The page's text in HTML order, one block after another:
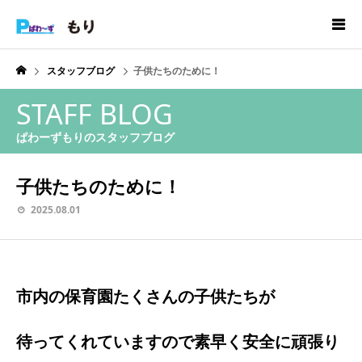
スタッフブログ 子供たちのために！
STAFF BLOG
ぱわーずもりのスタッフブログ
子供たちのために！
2025.08.01
市内の保育園たくさんの子供たちが
待ってくれていますので素早く安全に頑張り